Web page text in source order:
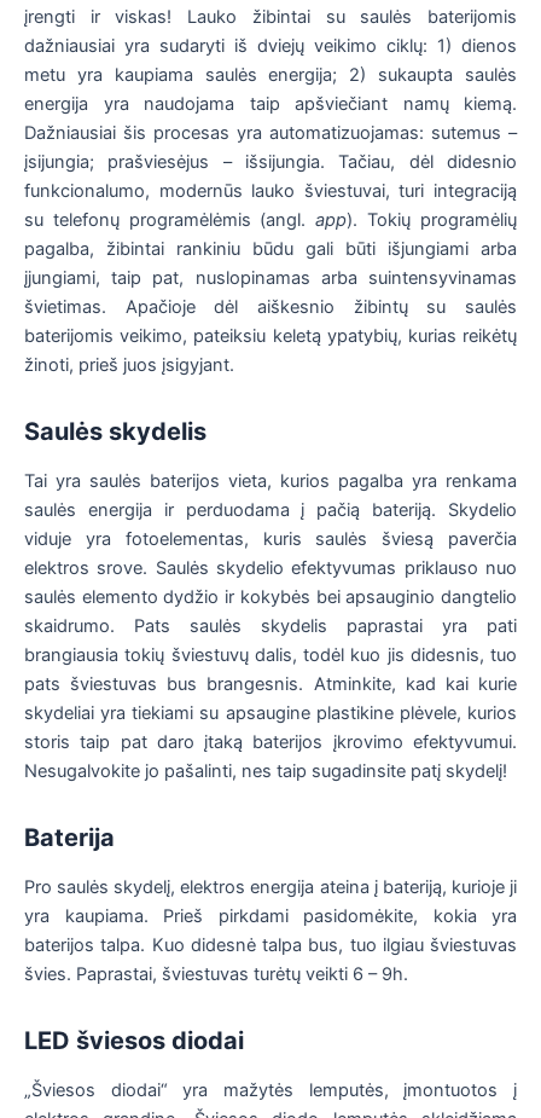
įrengti ir viskas! Lauko žibintai su saulės baterijomis
dažniausiai yra sudaryti iš dviejų veikimo ciklų: 1) dienos
metu yra kaupiama saulės energija; 2) sukaupta saulės
energija yra naudojama taip apšviečiant namų kiemą.
Dažniausiai šis procesas yra automatizuojamas: sutemus –
įsijungia; prašviesėjus – išsijungia. Tačiau, dėl didesnio
funkcionalumo, modernūs lauko šviestuvai, turi integraciją
su telefonų programėlėmis (angl.app). Tokių programėlių
pagalba, žibintai rankiniu būdu gali būti išjungiami arba
įjungiami, taip pat, nuslopinamas arba suintensyvinamas
švietimas. Apačioje dėl aiškesnio žibintų su saulės
baterijomis veikimo, pateiksiu keletą ypatybių, kurias reikėtų
žinoti, prieš juos įsigyjant.
Saulės skydelis
Tai yra saulės baterijos vieta, kurios pagalba yra renkama
saulės energija ir perduodama į pačią bateriją. Skydelio
viduje yra fotoelementas, kuris saulės šviesą paverčia
elektros srove. Saulės skydelio efektyvumas priklauso nuo
saulės elemento dydžio ir kokybės bei apsauginio dangtelio
skaidrumo. Pats saulės skydelis paprastai yra pati
brangiausia tokių šviestuvų dalis, todėl kuo jis didesnis, tuo
pats šviestuvas bus brangesnis. Atminkite, kad kai kurie
skydeliai yra tiekiami su apsaugine plastikine plėvele, kurios
storis taip pat daro įtaką baterijos įkrovimo efektyvumui.
Nesugalvokite jo pašalinti, nes taip sugadinsite patį skydelį!
Baterija
Pro saulės skydelį, elektros energija ateina į bateriją, kurioje ji
yra kaupiama. Prieš pirkdami pasidomėkite, kokia yra
baterijos talpa. Kuo didesnė talpa bus, tuo ilgiau šviestuvas
švies. Paprastai, šviestuvas turėtų veikti 6 – 9h.
LED šviesos diodai
„Šviesos diodai“ yra mažytės lemputės, įmontuotos į